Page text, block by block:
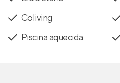
Coliving
Piscina aquecida